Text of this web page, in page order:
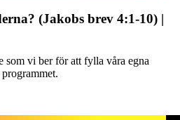
(Jakobs brev 4:1-10) |
som vi ber för att fylla våra egna